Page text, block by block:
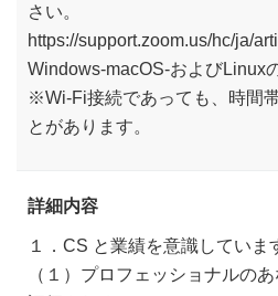
さい。
https://support.zoom.us/hc/ja/
Windows-macOS-およびLinux
※Wi-Fi接続であっても、時間
とがあります。
詳細内容
１．CS と業績を意識していま
（１）プロフェッショナルの